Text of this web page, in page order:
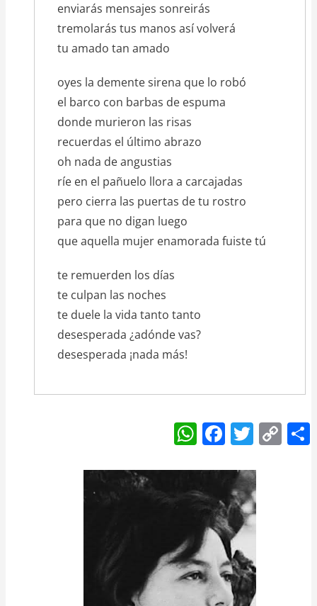
enviarás mensajes sonreirás
tremolarás tus manos así volverá
tu amado tan amado
oyes la demente sirena que lo robó
el barco con barbas de espuma
donde murieron las risas
recuerdas el último abrazo
oh nada de angustias
ríe en el pañuelo llora a carcajadas
pero cierra las puertas de tu rostro
para que no digan luego
que aquella mujer enamorada fuiste tú
te remuerden los días
te culpan las noches
te duele la vida tanto tanto
desesperada ¿adónde vas?
desesperada ¡nada más!
W
h
at
s
A
p
p
F
a
c
e
b
o
o
k
T
w
itt
er
C
o